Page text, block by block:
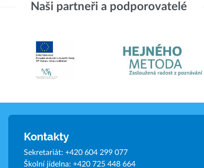
Naši partneři a podporovatelé
Kontakty
Sekretariát: +420 604 299 077
Školní jídelna: +420 725 448 664